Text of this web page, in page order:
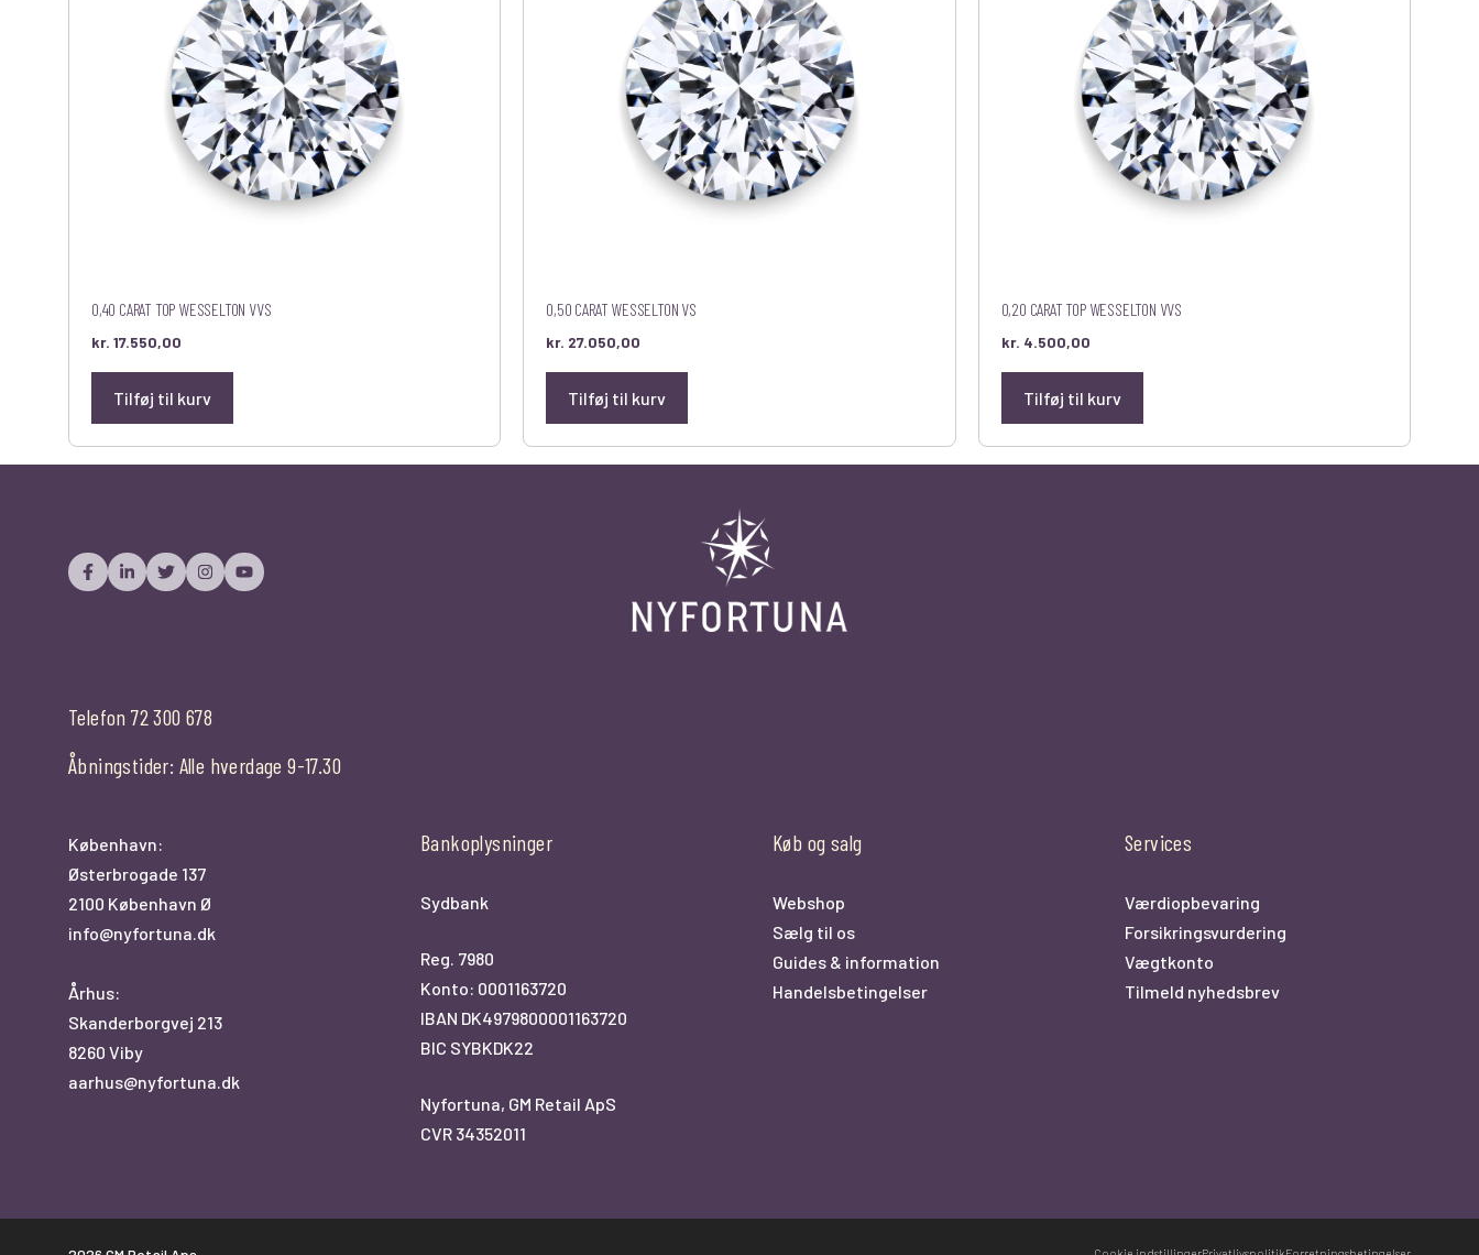
0,40 CARAT TOP WESSELTON VVS
kr. 17.550,00
Tilføj til kurv
0,50 CARAT WESSELTON VS
kr. 27.050,00
Tilføj til kurv
0,20 CARAT TOP WESSELTON VVS
kr. 4.500,00
Tilføj til kurv
Telefon 72 300 678
Åbningstider: Alle hverdage 9-17.30
København:
Østerbrogade 137
2100 København Ø
info@nyfortuna.dk
Århus:
Skanderborgvej 213
8260 Viby
aarhus@nyfortuna.dk
Bankoplysninger
Sydbank
Reg. 7980
Konto: 0001163720
IBAN DK4979800001163720
BIC SYBKDK22
Nyfortuna, GM Retail ApS
CVR 34352011
Køb og salg
Webshop
Sælg til os
Guides & information
Handelsbetingelser
Services
Værdiopbevaring
Forsikringsvurdering
Vægtkonto
Tilmeld nyhedsbrev